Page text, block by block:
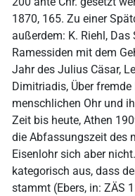
1870, 165. Zu einer
außerdem: K. Riehl,
Ramessiden mit dem
Jahr des Julius Cäsar,
Dimitriadis, Über
menschlichen Ohr und
Zeit bis heute, Athen
die Abfassungszeit des
Eisenlohr sich aber
kategorisch aus, dass
stammt (Ebers, in: ZÄS